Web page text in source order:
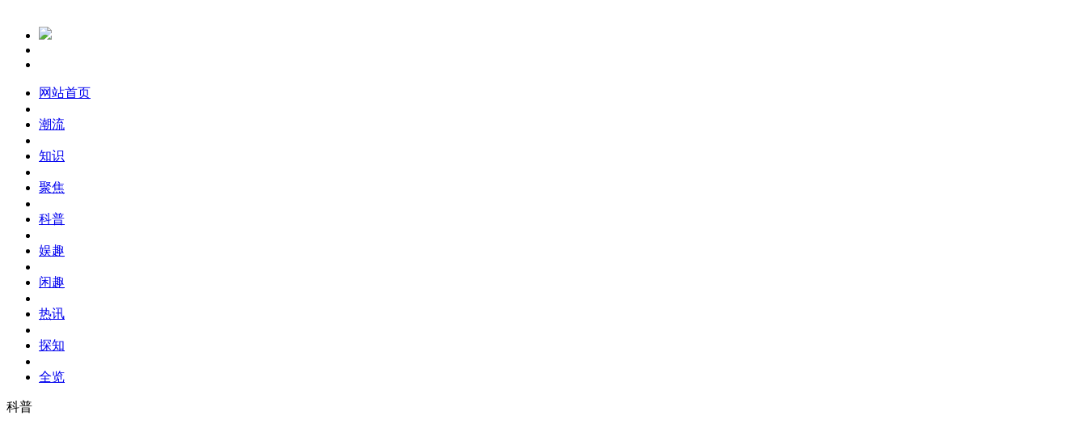
网站首页
潮流
知识
聚焦
科普
娱趣
闲趣
热讯
探知
全览
科普